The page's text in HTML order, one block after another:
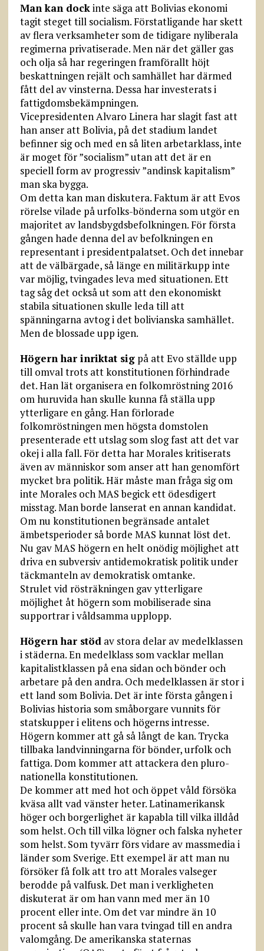
Man kan dockinte säga att Bolivias ekonomi
tagit steget till socialism. Förstatligande har skett
av flera verksamheter som de tidigare nyliberala
regimerna privatiserade. Men när det gäller gas
och olja så har regeringen framförallt höjt
beskattningen rejält och samhället har därmed
fått del av vinsterna. Dessa har investerats i
fattigdomsbekämpningen.
Vicepresidenten Alvaro Linera har slagit fast att
han anser att Bolivia, på det stadium landet
befinner sig och med en så liten arbetarklass, inte
är moget för ”socialism” utan att det är en
speciell form av progressiv ”andinsk kapitalism”
man ska bygga.
Om detta kan man diskutera. Faktum är att Evos
rörelse vilade på urfolks-bönderna som utgör en
majoritet av landsbygdsbefolkningen. För första
gången hade denna del av befolkningen en
representant i presidentpalatset. Och det innebar
att de välbärgade, så länge en militärkupp inte
var möjlig, tvingades leva med situationen. Ett
tag såg det också ut som att den ekonomiskt
stabila situationen skulle leda till att
spänningarna avtog i det bolivianska samhället.
Men de blossade upp igen.
Högern har inriktat sigpå att Evo ställde upp
till omval trots att konstitutionen förhindrade
det. Han lät organisera en folkomröstning 2016
om huruvida han skulle kunna få ställa upp
ytterligare en gång. Han förlorade
folkomröstningen men högsta domstolen
presenterade ett utslag som slog fast att det var
okej i alla fall. För detta har Morales kritiserats
även av människor som anser att han genomfört
mycket bra politik. Här måste man fråga sig om
inte Morales och MAS begick ett ödesdigert
misstag. Man borde lanserat en annan kandidat.
Om nu konstitutionen begränsade antalet
ämbetsperioder så borde MAS kunnat löst det.
Nu gav MAS högern en helt onödig möjlighet att
driva en subversiv antidemokratisk politik under
täckmanteln av demokratisk omtanke.
Strulet vid rösträkningen gav ytterligare
möjlighet åt högern som mobiliserade sina
supportrar i våldsamma upplopp.
Högern har stödav stora delar av medelklassen
i städerna. En medelklass som vacklar mellan
kapitalistklassen på ena sidan och bönder och
arbetare på den andra. Och medelklassen är stor i
ett land som Bolivia. Det är inte första gången i
Bolivias historia som småborgare vunnits för
statskupper i elitens och högerns intresse.
Högern kommer att gå så långt de kan. Trycka
tillbaka landvinningarna för bönder, urfolk och
fattiga. Dom kommer att attackera den pluro-
nationella konstitutionen.
De kommer att med hot och öppet våld försöka
kväsa allt vad vänster heter. Latinamerikansk
höger och borgerlighet är kapabla till vilka illdåd
som helst. Och till vilka lögner och falska nyheter
som helst. Som tyvärr förs vidare av massmedia i
länder som Sverige. Ett exempel är att man nu
försöker få folk att tro att Morales valseger
berodde på valfusk. Det man i verkligheten
diskuterat är om han vann med mer än 10
procent eller inte. Om det var mindre än 10
procent så skulle han vara tvingad till en andra
valomgång. De amerikanska staternas